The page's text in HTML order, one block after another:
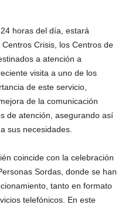
horas del día, estará
Crisis, los Centros de
a atención a
visita a uno de los
de este servicio,
de la comunicación
de atención, asegurando así
sus necesidades.
coincide con la celebración
Sordas, donde se han
tanto en formato
telefónicos. En este